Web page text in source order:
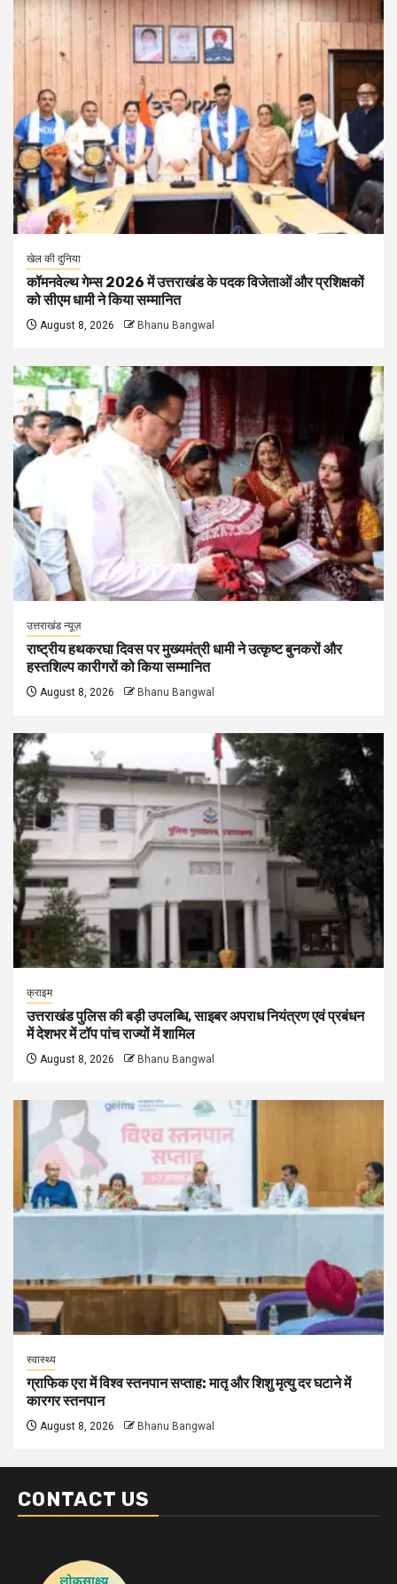
खेल की दुनिया
कॉमनवेल्थ गेम्स 2026 में उत्तराखंड के पदक विजेताओं और प्रशिक्षकों
को सीएम धामी ने किया सम्मानित
August 8, 2026 Bhanu Bangwal
उत्तराखंड न्यूज़
राष्ट्रीय हथकरघा दिवस पर मुख्यमंत्री धामी ने उत्कृष्ट बुनकरों और
हस्तशिल्प कारीगरों को किया सम्मानित
August 8, 2026 Bhanu Bangwal
क्राइम
उत्तराखंड पुलिस की बड़ी उपलब्धि, साइबर अपराध नियंत्रण एवं प्रबंधन
में देशभर में टॉप पांच राज्यों में शामिल
August 8, 2026 Bhanu Bangwal
स्वास्थ्य
ग्राफिक एरा में विश्व स्तनपान सप्ताह: मातृ और शिशु मृत्यु दर घटाने में
कारगर स्तनपान
August 8, 2026 Bhanu Bangwal
CONTACT US